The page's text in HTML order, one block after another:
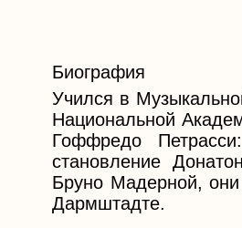
Биография
Учился в
Национальной
Гоффредо
становление
Бруно Мадерной,
Дармштадте.